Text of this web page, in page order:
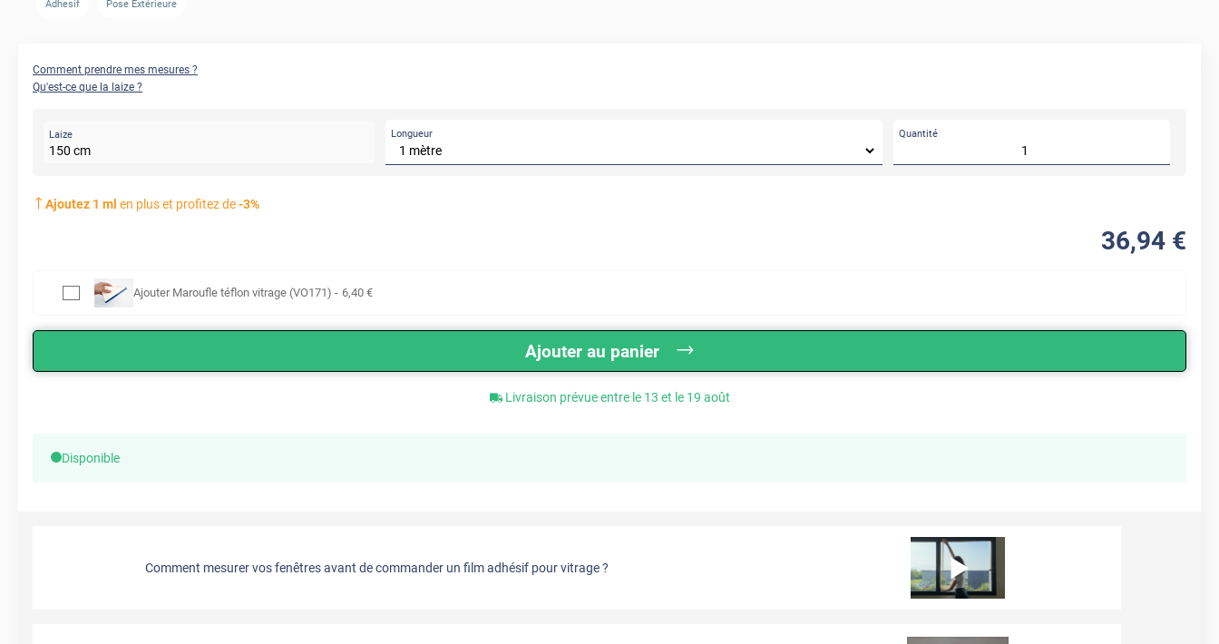
Adhesif Pose Extérieure
Comment prendre mes mesures ?
Qu'est-ce que la laize ?
Laize
150 cm
Longueur Quantité
Ajoutez 1 ml en plus et profitez de-3%
36,94 €
Ajouter Maroufle téflon vitrage (VO171) - 6,40 €
Ajouter au panier
Livraison prévue entre le 13 et le 19 août
Disponible
Comment mesurer vos fenêtres avant de commander un film adhésif pour vitrage ?